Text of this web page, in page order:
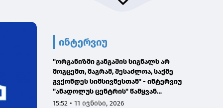
ინტერვიუ
"ორგანიზმი განგაშის სიგნალს არ
მოგცემთ, მაგრამ, შესაძლოა, საქმე
გვქონდეს სიმსივნესთან" - ინტერვიუ
"ანადოლუს ცენტრის" წამყვან
ონკოლოგთან
15:52 • 11 ივნისი, 2026